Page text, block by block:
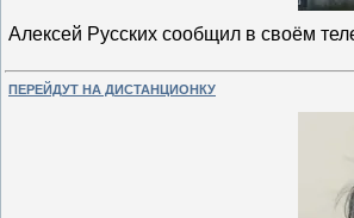
Алексей Русских сообщил в своём
ПЕРЕЙДУТ НА ДИСТАНЦИОНКУ